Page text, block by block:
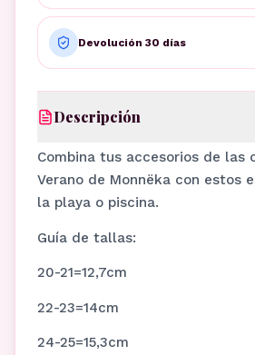
Devolución 30 días
Descripción
Combina tus accesorios de las
Verano de Monnëka con estos
la playa o piscina.
Guía de tallas:
20-21=12,7cm
22-23=14cm
24-25=15,3cm